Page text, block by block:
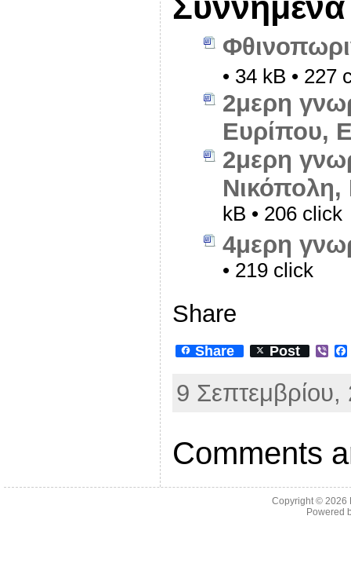
• 34 kB • 227
2μερη
Ευρίπου,
2μερη
kB • 206 click
4μερη
• 219 click
Share
Share Post
V
e
r
9
Comments
Copyright © 2026
Powered